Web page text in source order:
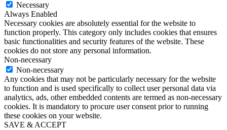
Necessary
Always Enabled
Necessary cookies are absolutely essential for the website to
function properly. This category only includes cookies that ensures
basic functionalities and security features of the website. These
cookies do not store any personal information.
Non-necessary
Non-necessary
Any cookies that may not be particularly necessary for the website
to function and is used specifically to collect user personal data via
analytics, ads, other embedded contents are termed as non-necessary
cookies. It is mandatory to procure user consent prior to running
these cookies on your website.
SAVE & ACCEPT